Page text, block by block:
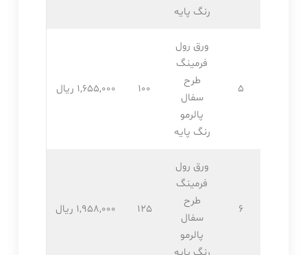
رنگ پایه
5
ورق رول
فرمینگ
طرح
سفال
پالرمو
رنگ پایه
100 1,655,۰۰۰ ریال
6
ورق رول
فرمینگ
طرح
سفال
پالرمو
125 1,958,۰۰۰ ریال